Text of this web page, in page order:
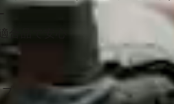
合品で安心